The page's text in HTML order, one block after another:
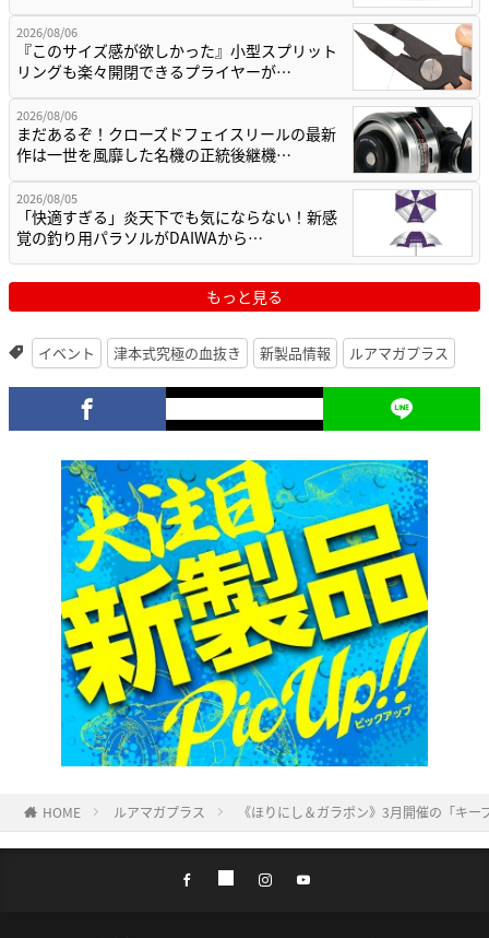
2026/08/06
『このサイズ感が欲しかった』小型スプリット
リングも楽々開閉できるプライヤーが…
2026/08/06
まだあるぞ！クローズドフェイスリールの最新
作は一世を風靡した名機の正統後継機…
2026/08/05
「快適すぎる」炎天下でも気にならない！新感
覚の釣り用パラソルがDAIWAから…
もっと見る
イベント 津本式究極の血抜き 新製品情報 ルアマガプラス
HOME ルアマガプラス 《ほりにし＆ガラポン》3月開催の「キ